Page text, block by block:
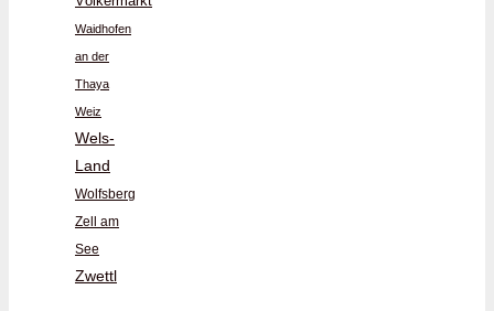
Waidhofen
an der
Thaya
Weiz
Wels-
Land
Wolfsberg
Zell am
See
Zwettl